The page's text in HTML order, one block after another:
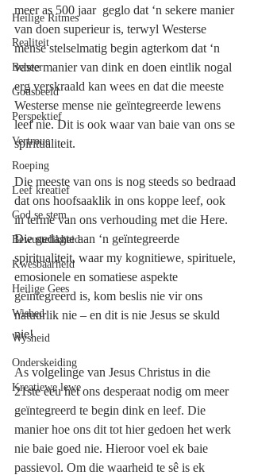
Heilige Ritmes
Realiteit
Beheer
Godsbeeld
Perspektief
Vertroue
Roeping
Leef kreatief
God se stem
Bewustelikheid
Kwesbaarheid
Heilige Gees
Wished
Wysheid
Onderskeiding
Kreatiewe lewe
meer as 500 jaar  geglo dat ‘n sekere manier
van doen superieur is, terwyl Westerse
mense stelselmatig begin agterkom dat ‘n
vaste manier van dink en doen eintlik nogal
erg verskraald kan wees en dat die meeste
Westerse mense nie geïntegreerde lewens
leef nie. Dit is ook waar van baie van ons se
spiritualiteit.
Die meeste van ons is nog steeds so bedraad
dat ons hoofsaaklik in ons koppe leef, ook
in terme van ons verhouding met die Here.
Die gedagte aan ‘n geïntegreerde
spiritualiteit, waar my kognitiewe, spirituele,
emosionele en somatiese aspekte
geïntegreerd is, kom beslis nie vir ons
natuurlik nie – en dit is nie Jesus se skuld
nie!
As volgelinge van Jesus Christus in die
21ste eeu het ons desperaat nodig om meer
geïntegreerd te begin dink en leef. Die
manier hoe ons dit tot hier gedoen het werk
nie baie goed nie. Hieroor voel ek baie
passievol. Om die waarheid te sê is ek